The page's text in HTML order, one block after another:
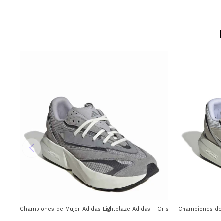
Championes de Mujer Adidas Lightblaze Adidas - Gris Championes